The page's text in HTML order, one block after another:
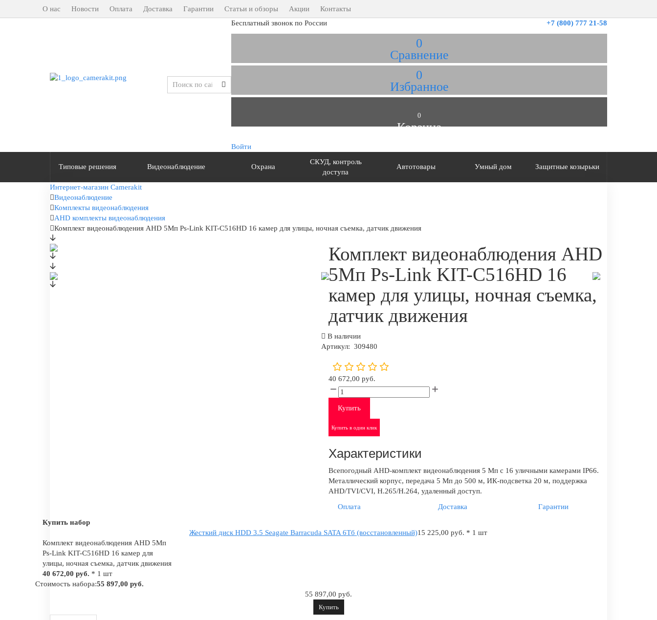
О нас Новости Оплата Доставка Гарантии Статьи и обзоры Акции
Контакты
+7 (800) 777 21-58
Бесплатный звонок по России
0
Сравнение
0
Избранное
0
Корзина
Войти
Типовые решения Видеонаблюдение Охрана
СКУД, контроль
доступа
Автотовары Умный дом Защитные козырьки
Интернет-магазин Camerakit
Видеонаблюдение
Комплекты видеонаблюдения
AHD комплекты видеонаблюдения
Комплект видеонаблюдения AHD 5Мп Ps-Link KIT-C516HD 16 камер для улицы, ночная съемка, датчик движения
Комплект видеонаблюдения AHD
5Мп Ps-Link KIT-C516HD 16
камер для улицы, ночная съемка,
датчик движения
В наличии
Артикул: 309480
40 672,00 руб.
Купить
Купить в один клик
Характеристики
Всепогодный AHD-комплект видеонаблюдения 5 Мп с 16 уличными камерами IP66.
Металлический корпус, передача 5 Мп до 500 м, ИК-подсветка 20 м, поддержка
AHD/TVI/CVI, H.265/H.264, удаленный доступ.
Оплата
Доставка
Гарантии
Купить набор
Комплект видеонаблюдения AHD 5Мп
Ps-Link KIT-C516HD 16 камер для
улицы, ночная съемка, датчик движения
40 672,00 руб. * 1 шт
Жесткий диск HDD 3.5 Seagate Barracuda SATA 6Tб (восстановленный)15 225,00 руб. * 1 шт
Стоимость набора:55 897,00 руб.
55 897,00 руб.
Купить